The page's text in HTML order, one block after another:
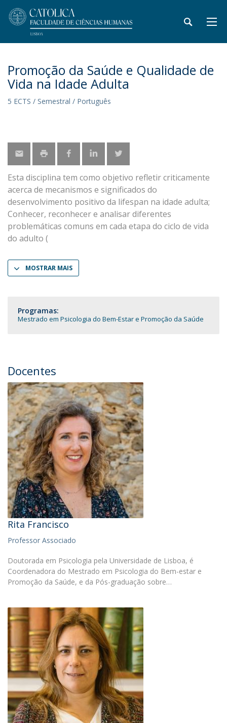
Promoção da Saúde e Qualidade de
Vida na Idade Adulta
5 ECTS / Semestral / Português
Esta disciplina tem como objetivo refletir criticamente
acerca de mecanismos e significados do
desenvolvimento positivo da lifespan na idade adulta;
Conhecer, reconhecer e analisar diferentes
problemáticas comuns em cada etapa do ciclo de vida
do adulto (
MOSTRAR MAIS
Programas:
Mestrado em Psicologia do Bem-Estar e Promoção da Saúde
Docentes
Rita Francisco
Professor Associado
Doutorada em Psicologia pela Universidade de Lisboa, é
Coordenadora do Mestrado em Psicologia do Bem-estar e
Promoção da Saúde, e da Pós-graduação sobre…